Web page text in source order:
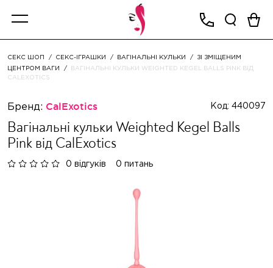
СЕКС ШОП СЕКС-ІГРАШКИ ВАГІНАЛЬНІ КУЛЬКИ
ЗІ ЗМІЩЕНИМ
ЦЕНТРОМ ВАГИ
ВАГІНАЛЬНІ КУЛЬКИ WEIGHTED KEGEL BALLS PINK ВІД
CALEXOTICS
Бренд: CalExotics Код: 440097
Вагінальні кульки Weighted Kegel Balls
Pink від CalExotics
0 відгуків 0 питань